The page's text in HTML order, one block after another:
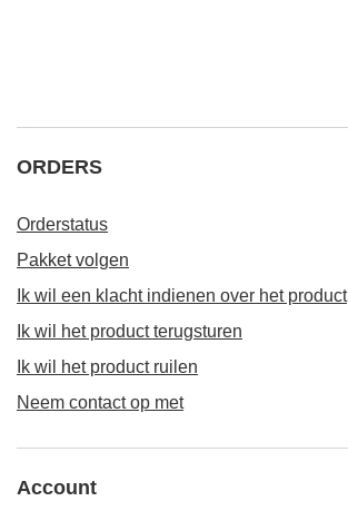
ORDERS
Orderstatus
Pakket volgen
Ik wil een klacht indienen over het product
Ik wil het product terugsturen
Ik wil het product ruilen
Neem contact op met
Account